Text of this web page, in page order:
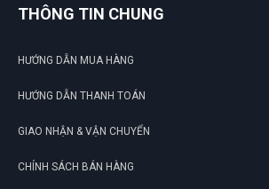
THÔNG TIN CHUNG
HƯỚNG DẪN MUA HÀNG
HƯỚNG DẪN THANH TOÁN
GIAO NHẬN & VẬN CHUYỂN
CHÍNH SÁCH BÁN HÀNG